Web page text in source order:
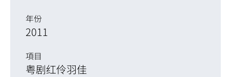
年份
2011
項目
粤剧红伶羽佳